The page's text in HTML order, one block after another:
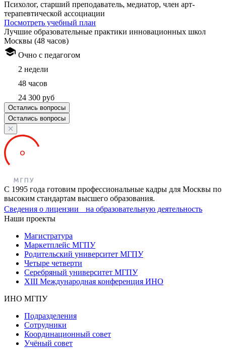
Психолог, старший преподаватель, медиатор, член арт-
терапевтической ассоциации
Посмотреть учебный план
Лучшие образовательные практики инновационных школ
Москвы (48 часов)
Очно с педагогом
2 недели
48 часов
24 300 руб
Остались вопросы
Остались вопросы
С 1995 года готовим профессиональные кадры для Москвы по
высоким стандартам высшего образования.
Сведения о лицензии на образовательную деятельность
Наши проекты
Магистратура
Маркетплейс МГПУ
Родительский университет МГПУ
Четыре четверти
Серебряный университет МГПУ
XIII Международная конференция ИНО
ИНО МГПУ
Подразделения
Сотрудники
Координационный совет
Учёный совет